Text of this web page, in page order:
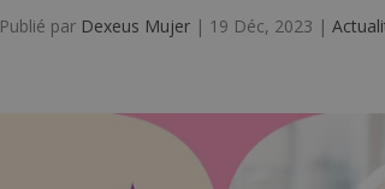
Publié par Dexeus Mujer | 19 Déc, 2023 |